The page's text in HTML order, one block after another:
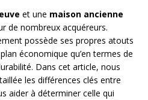
et une maison ancienne
de nombreux acquéreurs.
possède ses propres atouts
économique qu’en termes de
Dans cet article, nous
les différences clés entre
aider à déterminer celle qui